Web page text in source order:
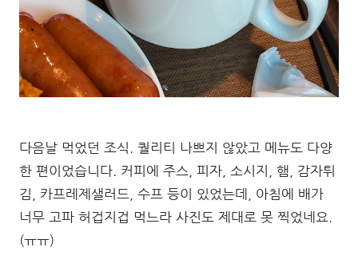
다음날 먹었던 조식. 퀄리티 나쁘지 않았고 메뉴도 다양
한 편이었습니다. 커피에 주스, 피자, 소시지, 햄, 감자튀
김, 카프레제샐러드, 수프 등이 있었는데, 아침에 배가
너무 고파 허겁지겁 먹느라 사진도 제대로 못 찍었네요.
(ㅠㅠ)